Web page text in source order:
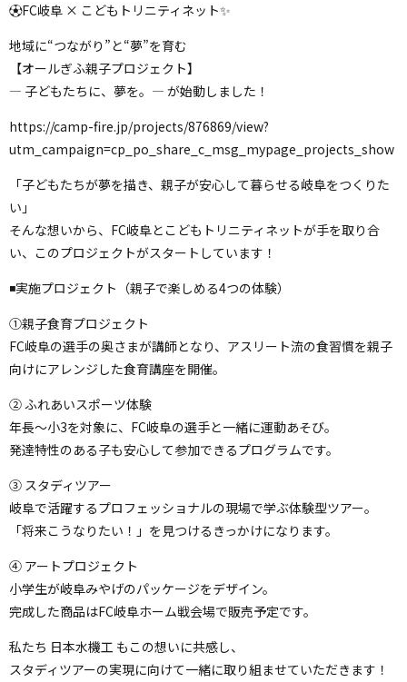
⚽FC岐阜 × こどもトリニティネット✨
地域に“つながり”と“夢”を育む
【オールぎふ親子プロジェクト】
― 子どもたちに、夢を。― が始動しました！
https://camp-fire.jp/projects/876869/view?
utm_campaign=cp_po_share_c_msg_mypage_projects_show
「子どもたちが夢を描き、親子が安心して暮らせる岐阜をつくりた
い」
そんな想いから、FC岐阜とこどもトリニティネットが手を取り合
い、このプロジェクトがスタートしています！
◾実施プロジェクト（親子で楽しめる4つの体験）
①親子食育プロジェクト
FC岐阜の選手の奥さまが講師となり、アスリート流の食習慣を親子
向けにアレンジした食育講座を開催。
② ふれあいスポーツ体験
年長～小3を対象に、FC岐阜の選手と一緒に運動あそび。
発達特性のある子も安心して参加できるプログラムです。
③ スタディツアー
岐阜で活躍するプロフェッショナルの現場で学ぶ体験型ツアー。
「将来こうなりたい！」を見つけるきっかけになります。
④ アートプロジェクト
小学生が岐阜みやげのパッケージをデザイン。
完成した商品はFC岐阜ホーム戦会場で販売予定です。
私たち 日本水機工 もこの想いに共感し、
スタディツアーの実現に向けて一緒に取り組ませていただきます！